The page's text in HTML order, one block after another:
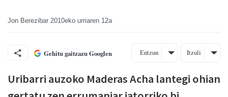
Jon Berezibar 2010eko urriaren 12a
Gehitu gaitzazu Googlen Entzun Itzuli
Uribarri auzoko Maderas Acha lantegi ohian